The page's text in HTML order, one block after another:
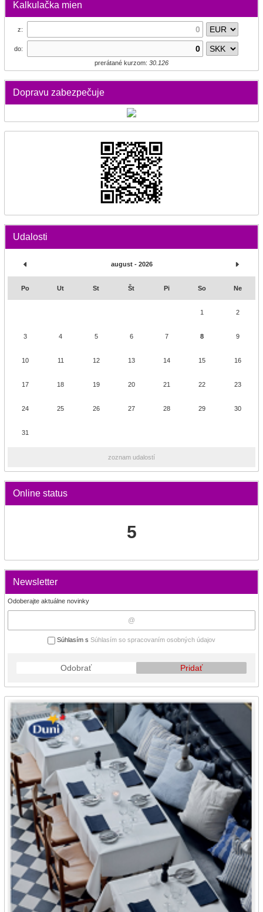
Kalkulačka mien
z:
do:
prerátané kurzom: 30.126
Dopravu zabezpečuje
Udalosti
august - 2026
Po Ut St Št Pi So Ne
1 2
3 4 5 6 7 8 9
10 11 12 13 14 15 16
17 18 19 20 21 22 23
24 25 26 27 28 29 30
31
zoznam udalostí
Online status
5
Newsletter
Odoberajte aktuálne novinky
Súhlasím s Súhlasím so spracovaním osobných údajov
Odobrať Pridať